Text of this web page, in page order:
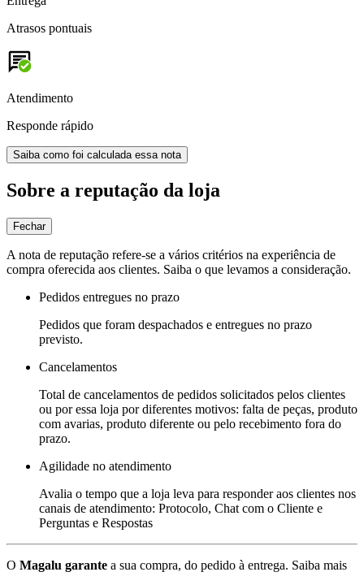
Atrasos pontuais
Atendimento
Responde rápido
Saiba como foi calculada essa nota
Sobre a reputação da loja
Fechar
A nota de reputação refere-se a vários critérios na experiência de
compra oferecida aos clientes. Saiba o que levamos a consideração.
Pedidos entregues no prazo
Pedidos que foram despachados e entregues no prazo
previsto.
Cancelamentos
Total de cancelamentos de pedidos solicitados pelos clientes
ou por essa loja por diferentes motivos: falta de peças, produto
com avarias, produto diferente ou pelo recebimento fora do
prazo.
Agilidade no atendimento
Avalia o tempo que a loja leva para responder aos clientes nos
canais de atendimento: Protocolo, Chat com o Cliente e
Perguntas e Respostas
O Magalu garante a sua compra, do pedido à entrega. Saiba mais